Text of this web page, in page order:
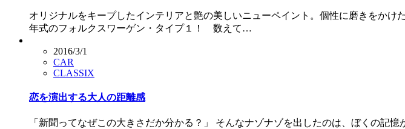
オリジナルをキープしたインテリアと艶の美しいニューペイント。個性に磨きをか
年式のフォルクスワーゲン・タイプ１！ 数えて…
2016/3/1
CAR
CLASSIX
恋を演出する大人の距離感
「新聞ってなぜこの大きさだか分かる？」 そんなナゾナゾを出したのは、ぼくの記